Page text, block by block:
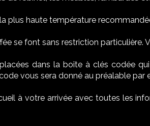
plus haute température
se font sans restriction particulière.
dans la boite à clés codée
vous sera donné au préalable par
à votre arrivée avec toutes les